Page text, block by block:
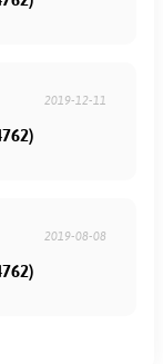
2019-12-11
2019-08-08